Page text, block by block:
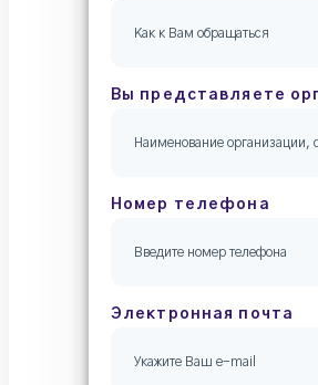
Вы представляете
Номер телефона
Электронная почта